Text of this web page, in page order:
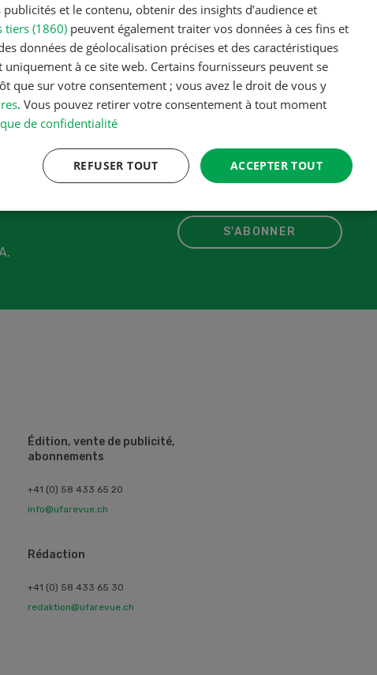
S'ABONNER
Édition, vente de publicité,
abonnements
+41 (0) 58 433 65 20
info@ufarevue.ch
Rédaction
+41 (0) 58 433 65 30
redaktion@ufarevue.ch
et le contenu, obtenir des insights d’audience et
tiers (1860) peuvent également traiter vos données à ces fins et
données de géolocalisation précises et des caractéristiques
uniquement à ce site web. Certains fournisseurs peuvent se
que sur votre consentement ; vous avez le droit de vous y
. Vous pouvez retirer votre consentement à tout moment
de confidentialité
ACCEPTER TOUT
REFUSER TOUT